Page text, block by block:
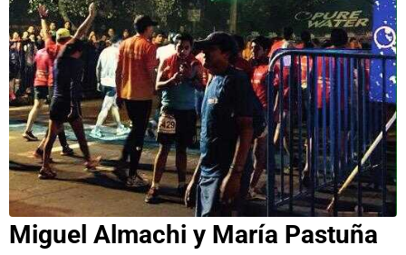
Miguel Almachi y María Pastuña